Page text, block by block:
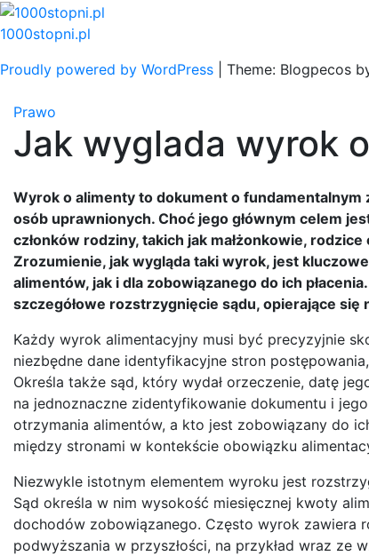
Skip
to
1000stopni.pl
Proudly powered by WordPress
Theme: Blogpecos
Prawo
Jak wyglada wyrok
Wyrok o alimenty to dokument o
osób uprawnionych. Choć jego głównym celem
członków rodziny, takich jak małżonkowie,
Zrozumienie, jak wygląda taki wyrok, jest
alimentów, jak i dla zobowiązanego do ich
szczegółowe rozstrzygnięcie sądu, opierające się
Każdy wyrok alimentacyjny musi być precyzyjnie
niezbędne dane identyfikacyjne stron
Określa także sąd, który wydał orzeczenie, datę
na jednoznaczne zidentyfikowanie dokumentu i
otrzymania alimentów, a kto jest zobowiązany do
między stronami w kontekście obowiązku
Niezwykle istotnym elementem wyroku jest
Sąd określa w nim wysokość miesięcznej kwoty
dochodów zobowiązanego. Często wyrok zawiera
podwyższania w przyszłości, na przykład wraz ze